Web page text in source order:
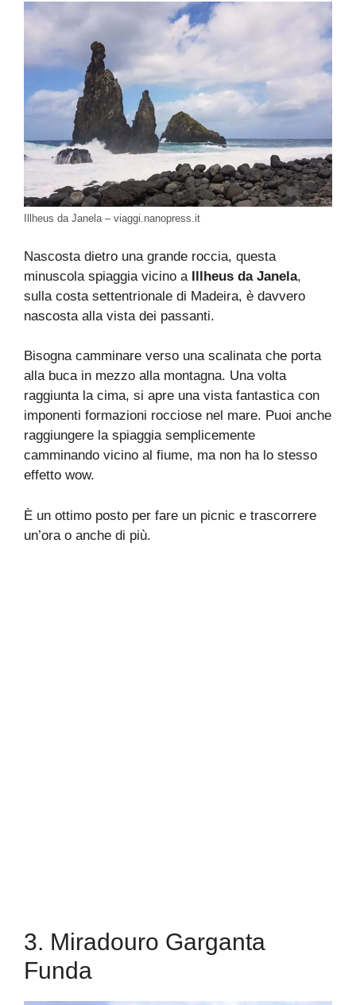
Illheus da Janela – viaggi.nanopress.it
Nascosta dietro una grande roccia, questa
minuscola spiaggia vicino a Illheus da Janela,
sulla costa settentrionale di Madeira, è davvero
nascosta alla vista dei passanti.
Bisogna camminare verso una scalinata che porta
alla buca in mezzo alla montagna. Una volta
raggiunta la cima, si apre una vista fantastica con
imponenti formazioni rocciose nel mare. Puoi anche
raggiungere la spiaggia semplicemente
camminando vicino al fiume, ma non ha lo stesso
effetto wow.
È un ottimo posto per fare un picnic e trascorrere
un’ora o anche di più.
3. Miradouro Garganta
Funda